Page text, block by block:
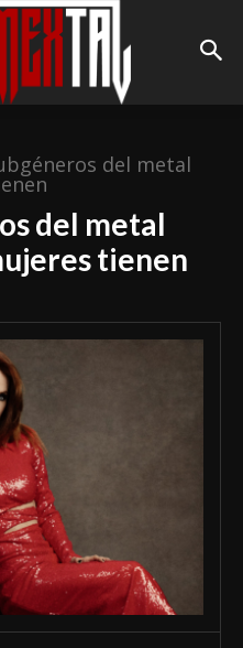
del metal
del metal
tienen